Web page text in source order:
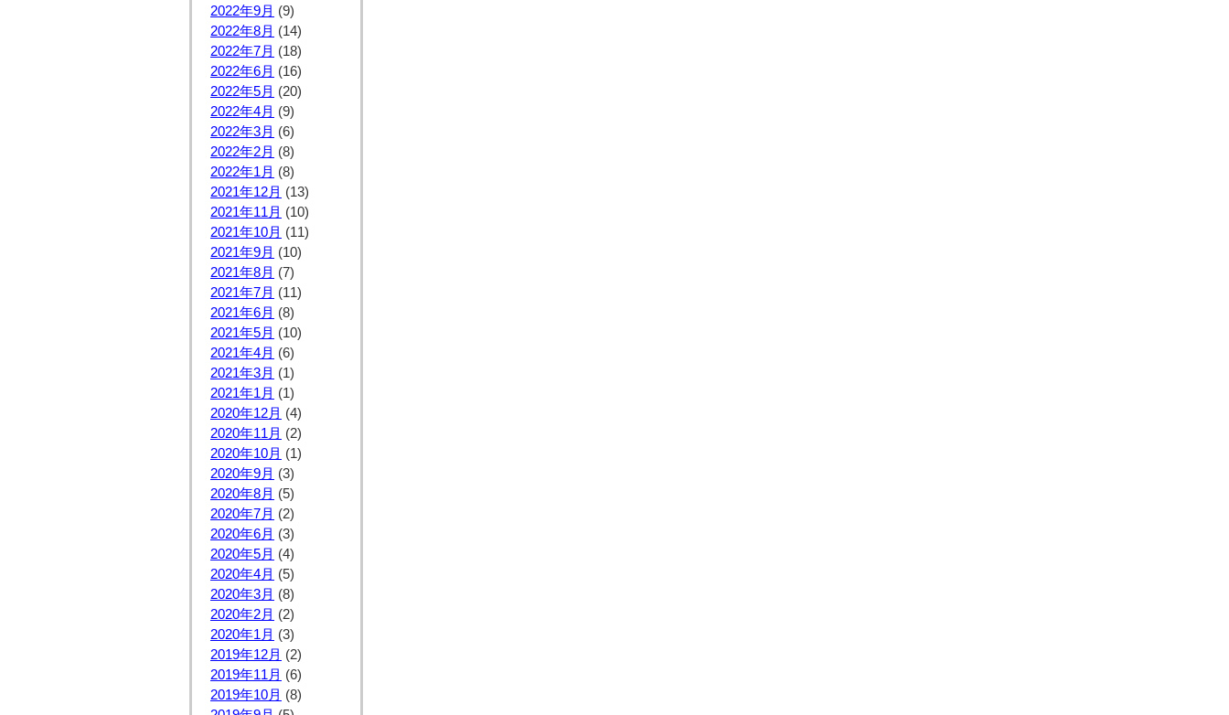
2022年9月 (9)
2022年8月 (14)
2022年7月 (18)
2022年6月 (16)
2022年5月 (20)
2022年4月 (9)
2022年3月 (6)
2022年2月 (8)
2022年1月 (8)
2021年12月 (13)
2021年11月 (10)
2021年10月 (11)
2021年9月 (10)
2021年8月 (7)
2021年7月 (11)
2021年6月 (8)
2021年5月 (10)
2021年4月 (6)
2021年3月 (1)
2021年1月 (1)
2020年12月 (4)
2020年11月 (2)
2020年10月 (1)
2020年9月 (3)
2020年8月 (5)
2020年7月 (2)
2020年6月 (3)
2020年5月 (4)
2020年4月 (5)
2020年3月 (8)
2020年2月 (2)
2020年1月 (3)
2019年12月 (2)
2019年11月 (6)
2019年10月 (8)